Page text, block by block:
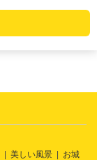
美しい風景
お城